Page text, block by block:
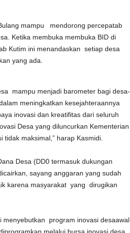
mampu mendorong percepatab
Ketika membuka membuka BID di
Kutim ini menandaskan setiap desa
yang ada.
mampu menjadi barometer bagi desa-
meningkatkan kesejahteraannya
inovasi dan kreatifitas dari seluruh
Desa yang diluncurkan Kementerian
maksimal,” harap Kasmidi.
Desa (DD0 termasuk dukungan
sayang anggaran yang sudah
karena masyarakat yang dirugikan
menyebutkan program inovasi desaawal